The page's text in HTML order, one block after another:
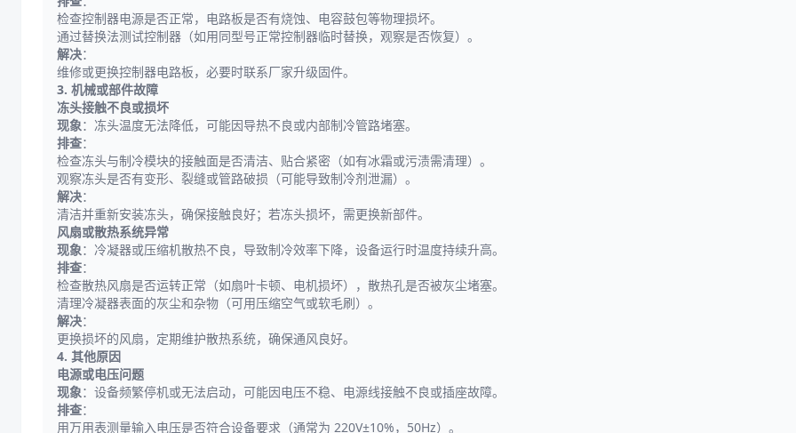
检查控制器电源是否正常，电路板是否有烧蚀、电容鼓包等物理损坏。
通过替换法测试控制器（如用同型号正常控制器临时替换，观察是否恢复）。
解决：
维修或更换控制器电路板，必要时联系厂家升级固件。
3. 机械或部件故障
冻头接触不良或损坏
现象：冻头温度无法降低，可能因导热不良或内部制冷管路堵塞。
排查：
检查冻头与制冷模块的接触面是否清洁、贴合紧密（如有冰霜或污渍需清理）。
观察冻头是否有变形、裂缝或管路破损（可能导致制冷剂泄漏）。
解决：
清洁并重新安装冻头，确保接触良好；若冻头损坏，需更换新部件。
风扇或散热系统异常
现象：冷凝器或压缩机散热不良，导致制冷效率下降，设备运行时温度持续升高。
排查：
检查散热风扇是否运转正常（如扇叶卡顿、电机损坏），散热孔是否被灰尘堵塞。
清理冷凝器表面的灰尘和杂物（可用压缩空气或软毛刷）。
解决：
更换损坏的风扇，定期维护散热系统，确保通风良好。
4. 其他原因
电源或电压问题
现象：设备频繁停机或无法启动，可能因电压不稳、电源线接触不良或插座故障。
排查：
用万用表测量输入电压是否符合设备要求（通常为 220V±10%，50Hz）。